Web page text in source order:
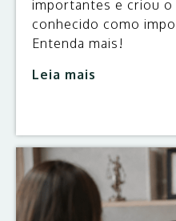
importantes e criou
conhecido como
Entenda mais!
Leia mais